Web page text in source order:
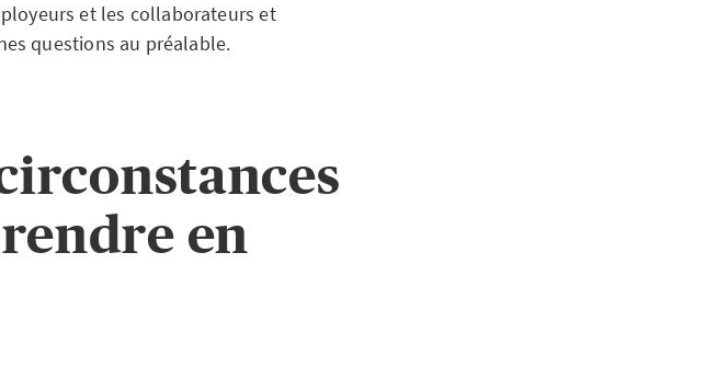
et les collaborateurs et
questions au préalable.
en